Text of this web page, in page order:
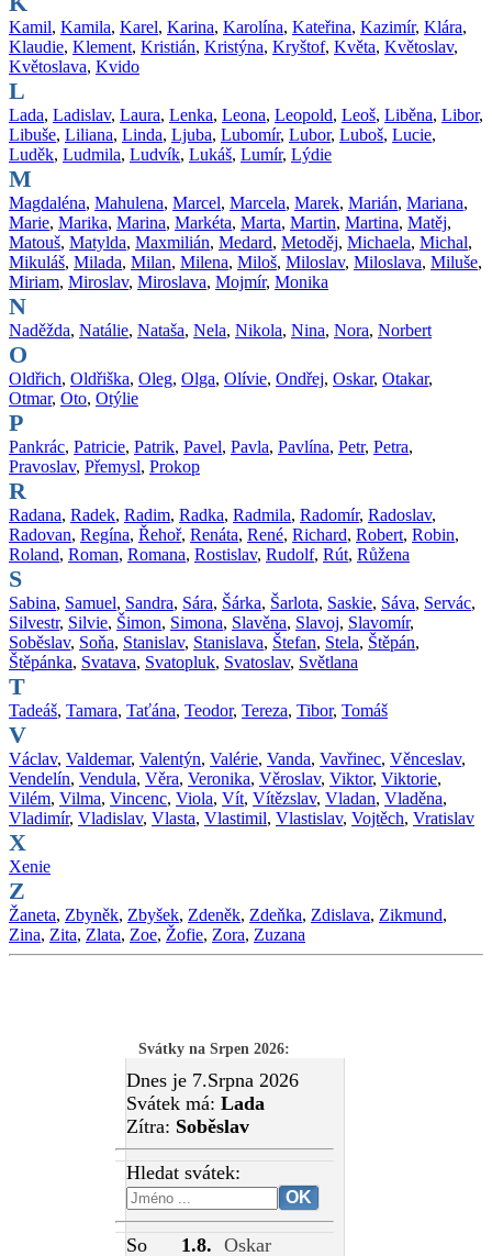
Kamil, Kamila, Karel, Karina, Karolína, Kateřina, Kazimír, Klára,
Klaudie, Klement, Kristián, Kristýna, Kryštof, Květa, Květoslav,
Květoslava, Kvido
L
Lada, Ladislav, Laura, Lenka, Leona, Leopold, Leoš, Liběna, Libor,
Libuše, Liliana, Linda, Ljuba, Lubomír, Lubor, Luboš, Lucie,
Luděk, Ludmila, Ludvík, Lukáš, Lumír, Lýdie
M
Magdaléna, Mahulena, Marcel, Marcela, Marek, Marián, Mariana,
Marie, Marika, Marina, Markéta, Marta, Martin, Martina, Matěj,
Matouš, Matylda, Maxmilián, Medard, Metoděj, Michaela, Michal,
Mikuláš, Milada, Milan, Milena, Miloš, Miloslav, Miloslava, Miluše,
Miriam, Miroslav, Miroslava, Mojmír, Monika
N
Naděžda, Natálie, Nataša, Nela, Nikola, Nina, Nora, Norbert
O
Oldřich, Oldřiška, Oleg, Olga, Olívie, Ondřej, Oskar, Otakar,
Otmar, Oto, Otýlie
P
Pankrác, Patricie, Patrik, Pavel, Pavla, Pavlína, Petr, Petra,
Pravoslav, Přemysl, Prokop
R
Radana, Radek, Radim, Radka, Radmila, Radomír, Radoslav,
Radovan, Regína, Řehoř, Renáta, René, Richard, Robert, Robin,
Roland, Roman, Romana, Rostislav, Rudolf, Rút, Růžena
S
Sabina, Samuel, Sandra, Sára, Šárka, Šarlota, Saskie, Sáva, Servác,
Silvestr, Silvie, Šimon, Simona, Slavěna, Slavoj, Slavomír,
Soběslav, Soňa, Stanislav, Stanislava, Štefan, Stela, Štěpán,
Štěpánka, Svatava, Svatopluk, Svatoslav, Světlana
T
Tadeáš, Tamara, Taťána, Teodor, Tereza, Tibor, Tomáš
V
Václav, Valdemar, Valentýn, Valérie, Vanda, Vavřinec, Věnceslav,
Vendelín, Vendula, Věra, Veronika, Věroslav, Viktor, Viktorie,
Vilém, Vilma, Vincenc, Viola, Vít, Vítězslav, Vladan, Vladěna,
Vladimír, Vladislav, Vlasta, Vlastimil, Vlastislav, Vojtěch, Vratislav
X
Xenie
Z
Žaneta, Zbyněk, Zbyšek, Zdeněk, Zdeňka, Zdislava, Zikmund,
Zina, Zita, Zlata, Zoe, Žofie, Zora, Zuzana
Svátky na Srpen 2026:
Dnes je 7.Srpna 2026
Svátek má: Lada
Zítra: Soběslav
Hledat svátek:
So 1.8. Oskar